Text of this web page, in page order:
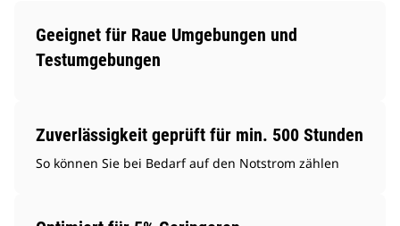
Geeignet für Raue Umgebungen und
Testumgebungen
Zuverlässigkeit geprüft für min. 500 Stunden
So können Sie bei Bedarf auf den Notstrom zählen